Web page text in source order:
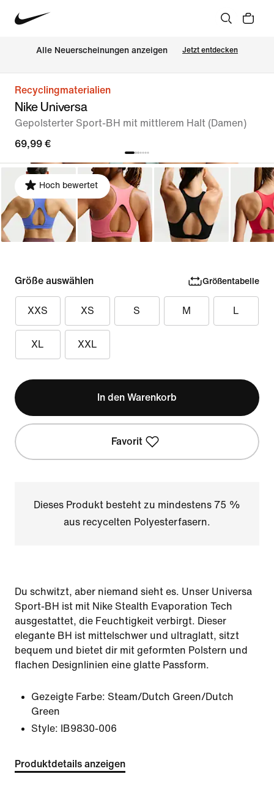
Alle Neuerscheinungen anzeigen Jetzt entdecken
Recyclingmaterialien
Nike Universa
Gepolsterter Sport-BH mit mittlerem Halt (Damen)
69,99 €
Hoch bewertet
Größe auswählen Größentabelle
XXS XS S M L
XL XXL
In den Warenkorb
Favorit
Dieses Produkt besteht zu mindestens 75 %
aus recycelten Polyesterfasern.
Du schwitzt, aber niemand sieht es. Unser Universa
Sport-BH ist mit Nike Stealth Evaporation Tech
ausgestattet, die Feuchtigkeit verbirgt. Dieser
elegante BH ist mittelschwer und ultraglatt, sitzt
bequem und bietet dir mit geformten Polstern und
flachen Designlinien eine glatte Passform.
Gezeigte Farbe: Steam/Dutch Green/Dutch
Green
Style:
IB9830-006
Produktdetails anzeigen